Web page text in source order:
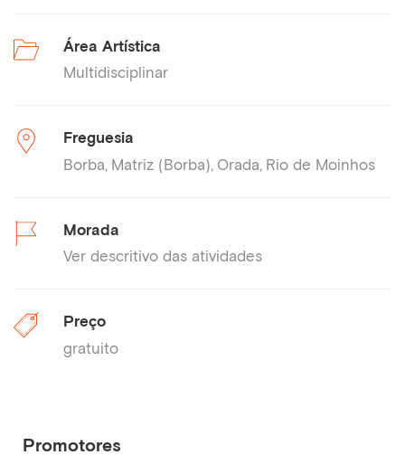
Área Artística
Multidisciplinar
Freguesia
Borba Matriz (Borba) Orada Rio de Moinhos
Morada
Ver descritivo das atividades
Preço
gratuito
Promotores